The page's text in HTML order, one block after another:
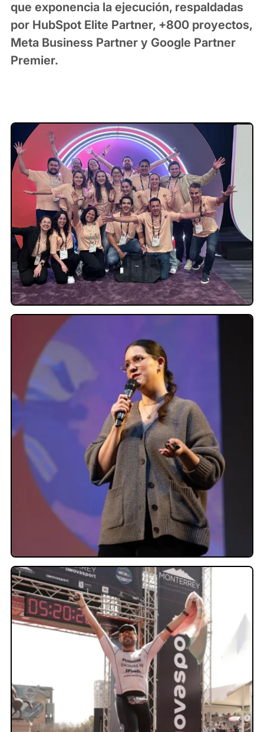
que exponencia la ejecución, respaldadas
por HubSpot Elite Partner, +800 proyectos,
Meta Business Partner y Google Partner
Premier.